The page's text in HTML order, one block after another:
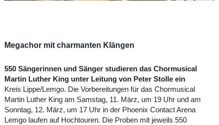
Megachor mit charmanten Klängen
550 Sängerinnen und Sänger studieren das Chormusical
Martin Luther King unter Leitung von Peter Stolle ein
Kreis Lippe/Lemgo. Die Vorbereitungen für das Chormusical
Martin Luther King am Samstag, 11. März, um 19 Uhr und am
Sonntag, 12. März, um 17 Uhr in der Phoenix Contact Arena
Lemgo laufen auf Hochtouren. Die Proben mit jeweils 550